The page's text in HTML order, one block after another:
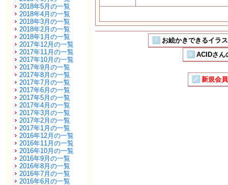
2018年5月の一覧
2018年4月の一覧
2018年3月の一覧
2018年2月の一覧
2018年1月の一覧
2017年12月の一覧
2017年11月の一覧
2017年10月の一覧
2017年9月の一覧
2017年8月の一覧
2017年7月の一覧
2017年6月の一覧
2017年5月の一覧
2017年4月の一覧
2017年3月の一覧
2017年2月の一覧
2017年1月の一覧
2016年12月の一覧
2016年11月の一覧
2016年10月の一覧
2016年9月の一覧
2016年8月の一覧
2016年7月の一覧
2016年6月の一覧
お絵かきできるイラ
ACIDさん
新規会